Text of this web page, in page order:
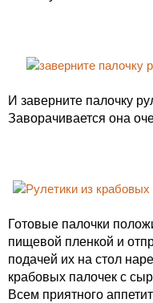
И заверните палочку
Заворачивается она
Готовые палочки
пищевой пленкой и
подачей их на стол
крабовых палочек с
Всем приятного